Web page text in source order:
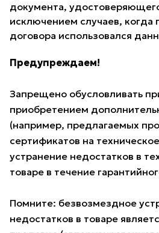
документа,
исключением случаев, когда
договора использовался
Предупреждаем!
Запрещено обусловливать
приобретением
(например, предлагаемых
сертификатов на
устранение недостатков в
товаре в течение
Помните: безвозмездное
недостатков в товаре